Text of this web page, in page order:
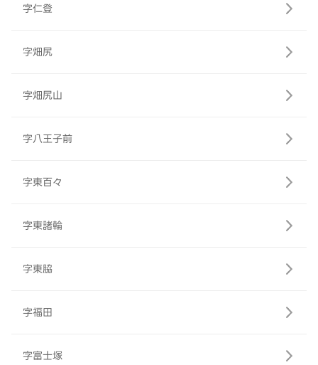
字仁登
字畑尻
字畑尻山
字八王子前
字東百々
字東諸輪
字東脇
字福田
字富士塚